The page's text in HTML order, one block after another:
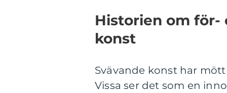
Historien om för-
konst
Svävande konst har
Vissa ser det som en